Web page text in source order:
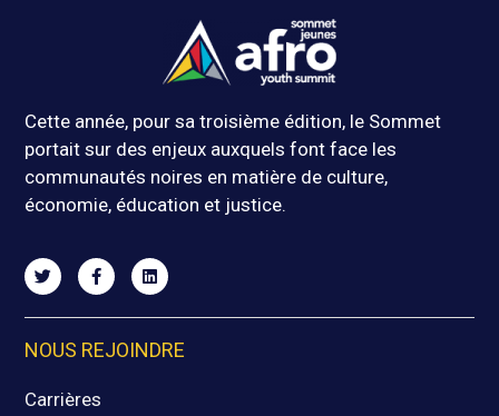
Cette année, pour sa troisième édition, le Sommet
portait sur des enjeux auxquels font face les
communautés noires en matière de culture,
économie, éducation et justice.
NOUS REJOINDRE
Carrières